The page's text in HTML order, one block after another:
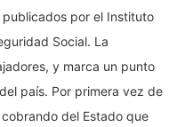
por el Instituto
Social. La
y marca un punto
país. Por primera vez de
del Estado que